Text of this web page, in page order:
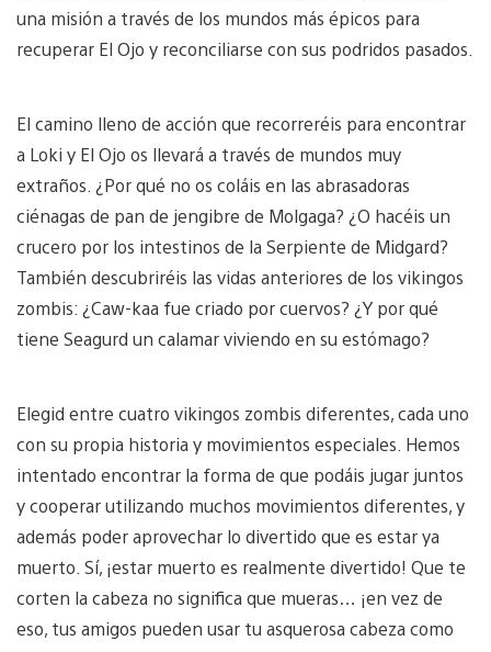
una misión a través de los mundos más épicos para
recuperar El Ojo y reconciliarse con sus podridos pasados.
El camino lleno de acción que recorreréis para encontrar
a Loki y El Ojo os llevará a través de mundos muy
extraños. ¿Por qué no os coláis en las abrasadoras
ciénagas de pan de jengibre de Molgaga? ¿O hacéis un
crucero por los intestinos de la Serpiente de Midgard?
También descubriréis las vidas anteriores de los vikingos
zombis: ¿Caw-kaa fue criado por cuervos? ¿Y por qué
tiene Seagurd un calamar viviendo en su estómago?
Elegid entre cuatro vikingos zombis diferentes, cada uno
con su propia historia y movimientos especiales. Hemos
intentado encontrar la forma de que podáis jugar juntos
y cooperar utilizando muchos movimientos diferentes, y
además poder aprovechar lo divertido que es estar ya
muerto. Sí, ¡estar muerto es realmente divertido! Que te
corten la cabeza no significa que mueras… ¡en vez de
eso, tus amigos pueden usar tu asquerosa cabeza como